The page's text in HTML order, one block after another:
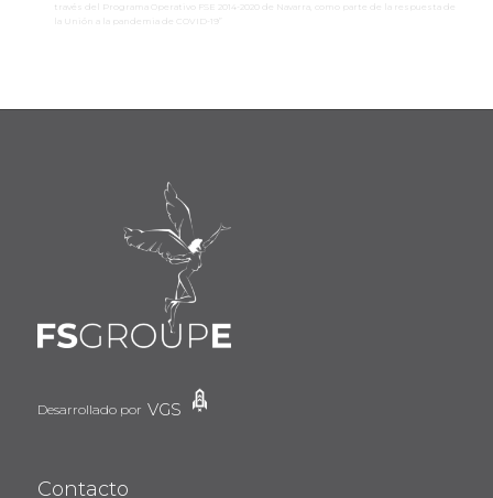
través del Programa Operativo FSE 2014-2020 de Navarra, como parte de la respuesta de
la Unión a la pandemia de COVID-19”
Desarrollado por VGS
Contacto